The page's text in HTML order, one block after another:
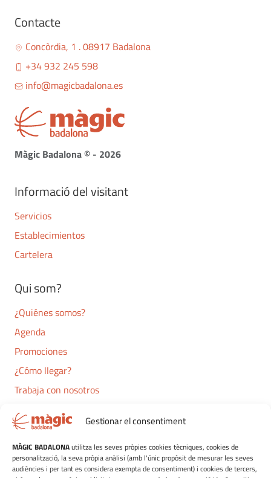
Gestionar el consentiment
MÀGIC BADALONAutilitza les seves pròpies cookies tècniques, cookies de
personalització, la seva pròpia anàlisi (amb l'únic propòsit de mesurar les seves
audiències i per tant es considera exempta de consentiment) i cookies de tercers,
Contacte
Concòrdia, 1 . 08917 Badalona
+34 932 245 598
info@magicbadalona.es
Màgic Badalona © - 2026
Informació del visitant
Servicios
Establecimientos
Cartelera
Qui som?
¿Quiénes somos?
Agenda
Promociones
¿Cómo llegar?
Trabaja con nosotros
Contacto
Navegació
Ocio